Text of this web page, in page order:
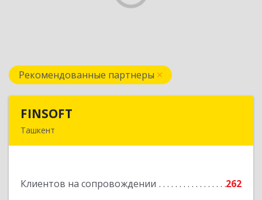
Рекомендованные партнеры
FINSOFT
Ташкент
Клиентов на сопровождении 262